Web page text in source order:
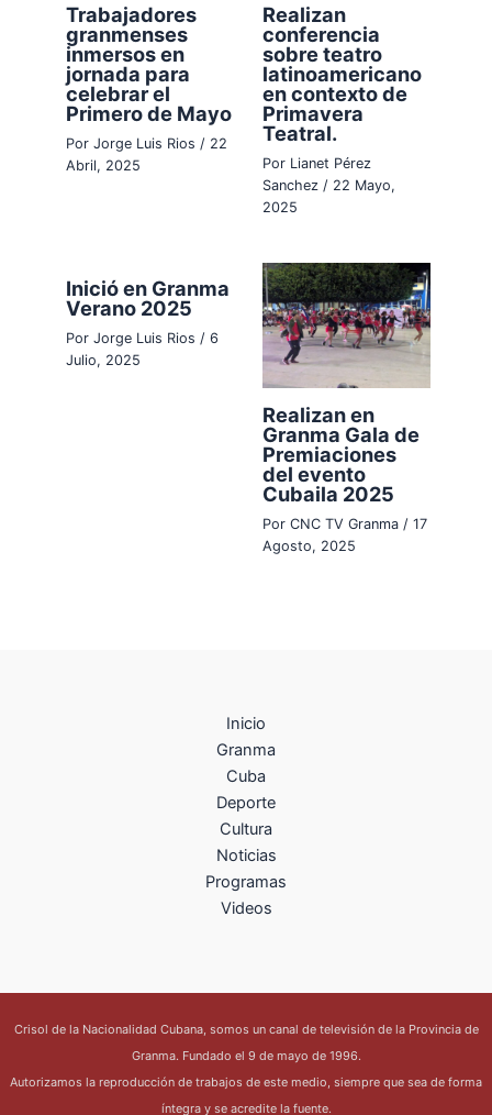
Trabajadores
granmenses
inmersos en
jornada para
celebrar el
Primero de Mayo
PorJorge Luis Rios / 22
Abril, 2025
Realizan
conferencia
sobre teatro
latinoamericano
en contexto de
Primavera
Teatral.
Por Lianet Pérez
Sanchez / 22 Mayo,
2025
Inició en Granma
Verano 2025
PorJorge Luis Rios/6
Julio, 2025
Realizan en
Granma Gala de
Premiaciones
del evento
Cubaila 2025
Por CNC TV Granma / 17
Agosto, 2025
Inicio
Granma
Cuba
Deporte
Cultura
Noticias
Programas
Videos
Crisol de la Nacionalidad Cubana, somos un canal de televisión de la Provincia de
Granma. Fundado el 9 de mayo de 1996.
Autorizamos la reproducción de trabajos de este medio, siempre que sea de forma
íntegra y se acredite la fuente.